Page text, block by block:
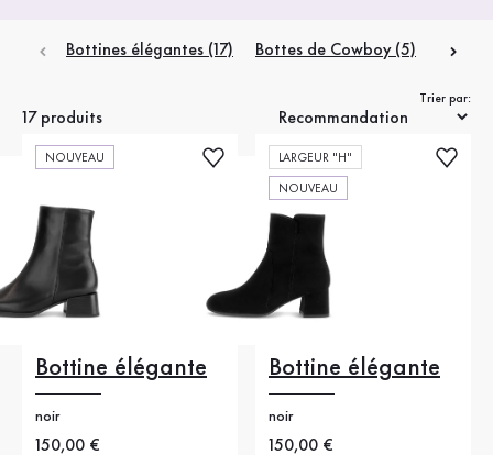
Bottines élégantes (17) Bottes de Cowboy (5)
17 produits
Trier par:
NOUVEAU
Bottine élégante
noir
Nouveau prix
150,00 €
LARGEUR "H"
NOUVEAU
Bottine élégante
noir
Nouveau prix
150,00 €